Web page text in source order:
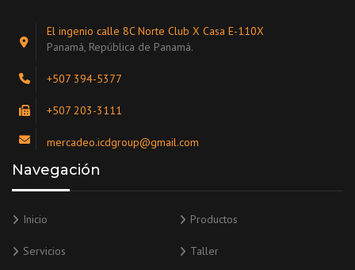
El ingenio calle 8C Norte Club X Casa E-110X
Panamá, República de Panamá.
+507 394-5377
+507 203-3111
mercadeo.icdgroup@gmail.com
Navegación
Inicio Productos
Servicios Taller